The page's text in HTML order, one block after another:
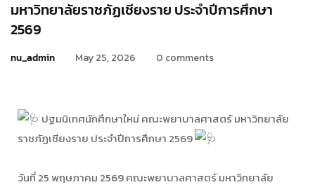
มหาวิทยาลัยราชภัฏเชียงราย ประจำปีการศึกษา
2569
nu_admin May 25, 2026 0 comments
ปฐมนิเทศนักศึกษาใหม่ คณะพยาบาลศาสตร์ มหาวิทยาลัย
ราชภัฏเชียงราย ประจำปีการศึกษา 2569
วันที่ 25 พฤษภาคม 2569 คณะพยาบาลศาสตร์ มหาวิทยาลัย